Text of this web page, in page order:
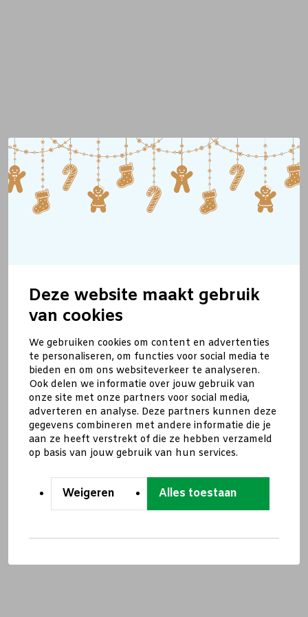
Deze website maakt gebruik
van cookies
We gebruiken cookies om content en advertenties
te personaliseren, om functies voor social media te
bieden en om ons websiteverkeer te analyseren.
Ook delen we informatie over jouw gebruik van
onze site met onze partners voor social media,
adverteren en analyse. Deze partners kunnen deze
gegevens combineren met andere informatie die je
aan ze heeft verstrekt of die ze hebben verzameld
op basis van jouw gebruik van hun services.
Weigeren Alles toestaan